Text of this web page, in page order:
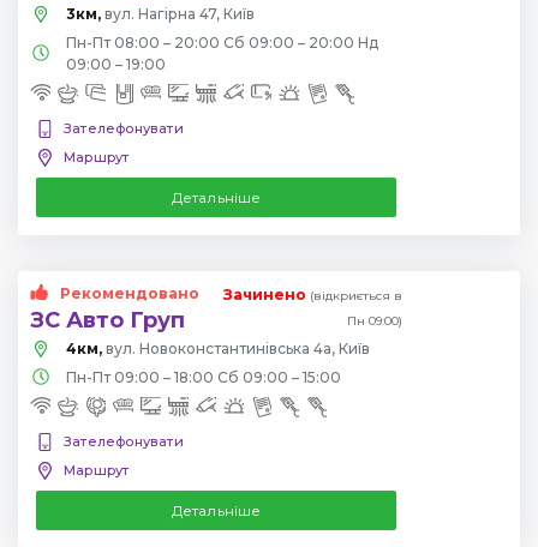
3км, вул. Нагірна 47, Київ
Пн-Пт 08:00 – 20:00 Сб 09:00 – 20:00 Нд
09:00 – 19:00
Зателефонувати
Маршрут
Детальніше
Рекомендовано
ЗС Авто Груп
Зачинено (відкриється в
Пн 09:00)
4км, вул. Новоконстантинівська 4а, Київ
Пн-Пт 09:00 – 18:00 Сб 09:00 – 15:00
Зателефонувати
Маршрут
Детальніше